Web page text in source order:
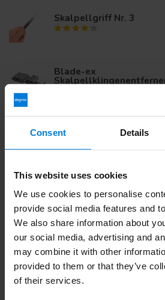
Consent Details
This website uses cookies
We use cookies to personalise
provide social media features and
We also share information about
our social media, advertising and
may combine it with other
provided to them or that they’ve
of their services.
Skalpellgriff Nr. 3
Blade-ex
203 59 02
Zuletzt angesehen